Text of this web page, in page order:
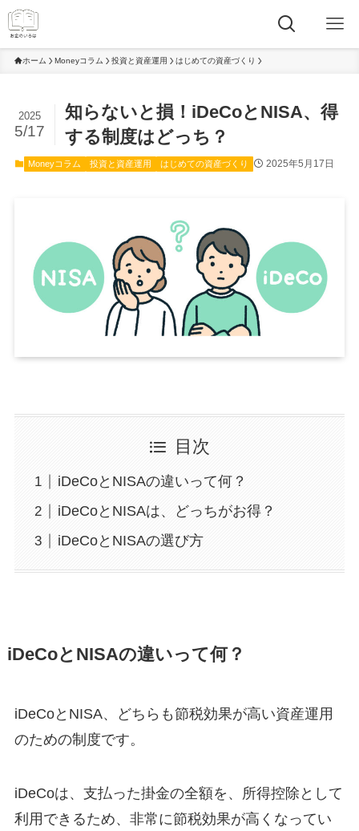
ホーム Moneyコラム 投資と資産運用 はじめての資産づくり
知らないと損！iDeCoとNISA、得
する制度はどっち？
2025
5/17
Moneyコラム 投資と資産運用 はじめての資産づくり 2025年5月17日
目次
iDeCoとNISAの違いって何？
iDeCoとNISAは、どっちがお得？
iDeCoとNISAの選び方
iDeCoとNISAの違いって何？
iDeCoとNISA、どちらも節税効果が高い資産運用
のための制度です。
iDeCoは、支払った掛金の全額を、所得控除として
利用できるため、非常に節税効果が高くなってい